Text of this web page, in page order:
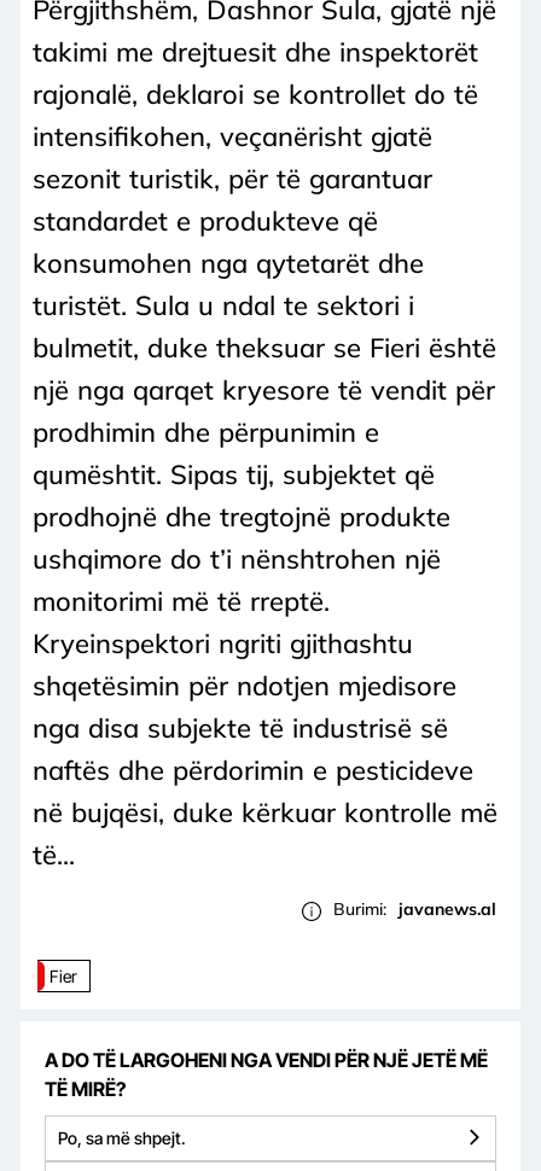
Përgjithshëm, Dashnor Sula, gjatë një
takimi me drejtuesit dhe inspektorët
rajonalë, deklaroi se kontrollet do të
intensifikohen, veçanërisht gjatë
sezonit turistik, për të garantuar
standardet e produkteve që
konsumohen nga qytetarët dhe
turistët. Sula u ndal te sektori i
bulmetit, duke theksuar se Fieri është
një nga qarqet kryesore të vendit për
prodhimin dhe përpunimin e
qumështit. Sipas tij, subjektet që
prodhojnë dhe tregtojnë produkte
ushqimore do t’i nënshtrohen një
monitorimi më të rreptë.
Kryeinspektori ngriti gjithashtu
shqetësimin për ndotjen mjedisore
nga disa subjekte të industrisë së
naftës dhe përdorimin e pesticideve
në bujqësi, duke kërkuar kontrolle më
të...
Burimi: javanews.al
Fier
A DO TË LARGOHENI NGA VENDI PËR NJË JETË MË
TË MIRË?
Po, sa më shpejt.